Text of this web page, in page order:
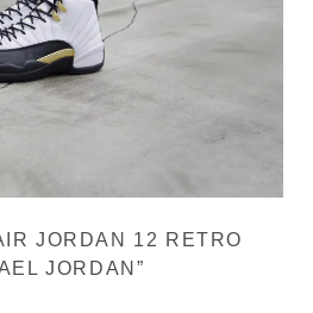
JORDAN 12 RETRO
JORDAN”